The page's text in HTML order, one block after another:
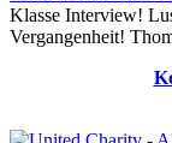
Klasse Interview!
Vergangenheit!